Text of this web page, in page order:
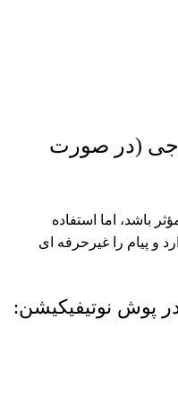
(در صورت
باشد، اما استفاده
و پیام را غیرحرفه ای
پوش نوتیفیکیشن: